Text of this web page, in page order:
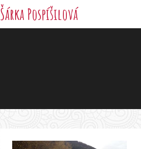
Šárka Pospíšilová